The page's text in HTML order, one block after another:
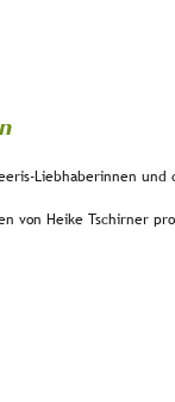
Liebhaberinnen
von Heike Tschirner